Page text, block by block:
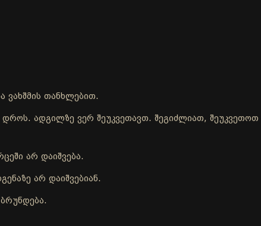
ვახშმის თანხლებით.
დროს. ადგილზე ვერ შეუკვეთავთ. შეგიძლიათ,
არ დაიშვება.
არ დაიშვებიან.